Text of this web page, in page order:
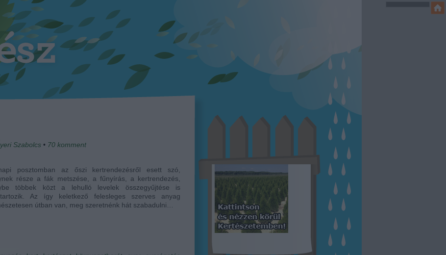
Szabolcs • 70 komment
posztomban az őszi kertrendezésről esett szó,
része a fák metszése, a fűnyírás, a kertrendezés,
többek közt a lehulló levelek összegyűjtése is
Az így keletkező felesleges szerves anyag
útban van, meg szeretnénk hát szabadulni…